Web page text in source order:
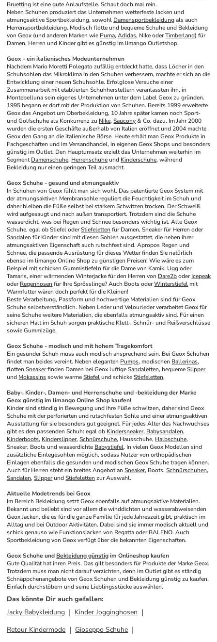
Bruetting ist eine gute Anlaufstelle. Schaut doch mal rein.
Neben Schuhen produziert das Unternehmen wetterfeste Jacken und
atmungsaktive Sportbekleidung, sowohl Damensportbekleidung als auch
Herrensportbekleidung. Modisch flotte und bequeme Schuhe und Bekleidung
von Geox (und anderen Marken wie Puma, Adidas, Nike oder Timberland) für
Damen, Herren und Kinder gibt es günstig im limango Outletshop.
Geox - ein italienisches Modeunternehmen
Nachdem Mario Moretti Polegato zufällig entdeckt hatte, dass Löcher in den
Schuhsohlen das Mikroklima in den Schuhen verbessern, machte er sich an die
Entwicklung einer neuen Schuhsohle. Erfolglose Versuche einer
Zusammenarbeit mit etablierten Schuhherstellern veranlassten ihn, in
Montebelluna sein eigenes Unternehmen unter dem Label Geox zu gründen.
1995 begann er dort mit der Produktion von Schuhen. Bereits 1999 erweiterte
Geox das Angebot um Oberbekleidung, 10 Jahre später kamen noch Sport-
und Golfschuhe als Konkurrenz zu Nike, Saucony & Co. dazu. Im Jahr 2000
wurden die ersten Geschäfte außerhalb von Italien eröffnet und 2004 machte
Geox den Gang an die italienische Börse. Heute erhält man Geox Produkte in
Fachgeschäften und im Versandhandel, in eigenen Geox Shops und besonders
günstig im Outlet. Den Hauptumsatz erzielt das Unternehmen weiterhin im
Segment Damenschuhe, Herrenschuhe und Kinderschuhe, während
Bekleidung nur einen geringen Teil ausmacht.
Geox Schuhe - gesund und atmungsaktiv
In Schuhen von Geox fühlt man sich wohl. Das patentierte Geox System mit
der atmungsaktiven Membransohle reguliert die Feuchtigkeit im Schuh und
daher bleiben die Füße selbst bei starkem Schwitzen trocken. Der Schweiß
wird aufgesaugt und nach außen transportiert. Trotzdem sind die Schuhe
wasserdicht, was bei Regen und Schnee besonders wichtig ist. Alle Geox
Schuhe, egal ob Stiefel oder Stiefeletten
für Damen, Sneaker für Herren oder
Sandalen für Kinder sind mit diesen Sohlen ausgestattet, die neben ihrer
atmungsaktiven Eigenschaft auch rutschfest sind. Apropos Regen und
Schnee, die passende Ausrüstung für dieses Wetter finden Sie natürlich
ebenso im limango Online Shop zu günstigen Preisen! Wie wäre es zum
Beispiel mit schicken Gummistiefeln für die Dame von Kamik, Ugg oder
Tamaris, einer wärmenden Winterjacke für den Herren von Dare2b oder Icepeak
oder Regenhosen für Ihre Sprösslinge? Auch Boots oder Winterstiefel mit
Warmfutter wären doch perfekt für die Kleinen!
Beste Verarbeitung, Passform und hochwertige Materialien sind für Geox
Schuhe selbstverständlich. Neben Leder und Velourleder verarbeitet Geox für
seine Schuhe weitere Materialien, die ebenfalls atmungsaktiv sind. Für einen
sicheren Halt im Schuh sorgen praktische Klett-, Schnür- und Reißverschlüsse
sowie Gummizüge.
Geox Schuhe - modisch und mit hohem Tragekomfort
Ein gesunder Schuh muss auch modisch ansprechend sein. Bei Geox Schuhen
findet man beides vereint. Neben eleganten Pumps, modischen Ballerinas,
flotten Sneaker finden Damen bei Geox luftige Sandaletten, bequeme Slipper
und Mokassins sowie warme Stiefel und schicke Stiefeletten.
Baby-, Kinder-, Damen- und Herrenschuhe und -bekleidung der Marke
Geox günstig im limango Online Shop kaufen!
Kinder sind ständig in Bewegung und ihre Füße schwitzen, daher sind Geox
Schuhe mit der perforierten und rutschfesten Sohle und einer atmungsaktiven
Ausstattung für sie besonders gut geeignet. Für jedes Alter des Nachwuchses
gibt es den passenden Schuh: egal ob Kindersneaker, Babysandalen
Kinderboots, Kinderslipper, Schnürschuhe, Hausschuhe, Halbschuhe,
Sneaker, Boots und wasserdichte Babystiefel. In vielen Geox Modellen sind
zusätzliche Einlegesohlen möglich, sodass Nutzer von orthopädischen
Einlagen ebenfalls die gesunden und modischen Geox Schuhe tragen können.
Auch für Herren steht ein breites Angebot an Sneaker, Boots, Schnürschuhen
Sandalen, Slipper und Stiefeletten zur Auswahl.
Aktuelle Modetrends bei Geox
Im Bereich Bekleidung setzt Geox ebenfalls auf atmungsaktive Materialien.
Bekannt und beliebt sind vor allem die winddichten und wasserabweisenden
Geox Jacken, die es für die ganze Familie für jede Jahreszeit gibt, praktisch im
Alltag und bei Outdoor Aktivitäten. Dabei sind sie immer modisch aktuell und
schick genauso wie Funktionsjacken von Regatta oder BALENO. Auch
Sportbekleidung von Geox verfügt über die bekannten Eigenschaften.
Geox Schuhe und Bekleidung günstig im Onlineshop kaufen
Gute Qualität hat ihren Preis. Das gilt besonders für Produkte der Marke Geox.
Trotzdem muss man nicht darauf verzichten, denn im Outlet gibt es ständig
Schnäppchenangebote von Geox Schuhen und Bekleidung günstig zu kaufen.
Einfach durchstöbern und seine Lieblingsstücke auswählen.
Das könnte Dir auch gefallen:
Jacky Babykleidung
Kinder Jogginghosen
Retour Kindermode
Gioseppo Schuhe